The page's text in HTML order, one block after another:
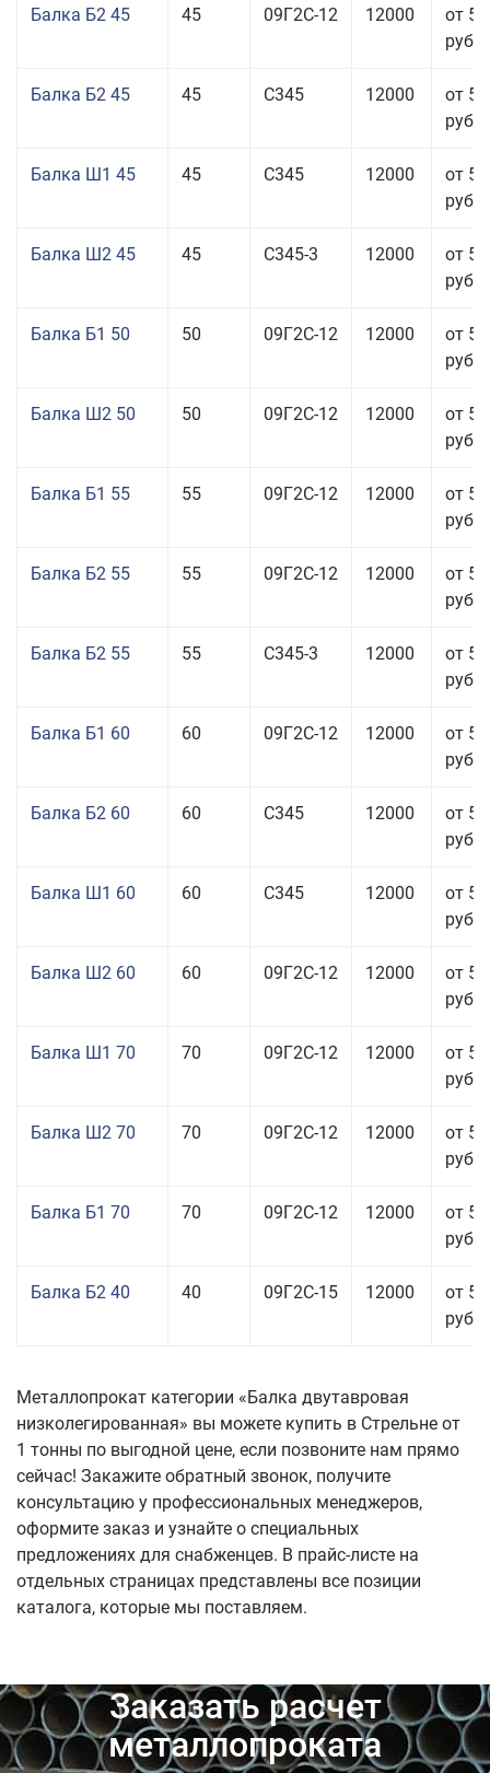
Балка Б2 45 45 09Г2С-12 12000
от
руб.
Балка Б2 45 45 С345 12000
от
руб.
Балка Ш1 45 45 С345 12000
от
руб.
Балка Ш2 45 45 С345-3 12000
от
руб.
Балка Б1 50 50 09Г2С-12 12000
от
руб.
Балка Ш2 50 50 09Г2С-12 12000
от
руб.
Балка Б1 55 55 09Г2С-12 12000
от
руб.
Балка Б2 55 55 09Г2С-12 12000
от
руб.
Балка Б2 55 55 С345-3 12000
от
руб.
Балка Б1 60 60 09Г2С-12 12000
от
руб.
Балка Б2 60 60 С345 12000
от
руб.
Балка Ш1 60 60 С345 12000
от
руб.
Балка Ш2 60 60 09Г2С-12 12000
от
руб.
Балка Ш1 70 70 09Г2С-12 12000
от
руб.
Балка Ш2 70 70 09Г2С-12 12000
от
руб.
Балка Б1 70 70 09Г2С-12 12000
от
руб.
Балка Б2 40 40 09Г2С-15 12000
от
руб.
Металлопрокат категории «Балка двутавровая
низколегированная» вы можете купить в Стрельне от
1 тонны по выгодной цене, если позвоните нам прямо
сейчас! Закажите обратный звонок, получите
консультацию у профессиональных менеджеров,
оформите заказ и узнайте о специальных
предложениях для снабженцев. В прайс-листе на
отдельных страницах представлены все позиции
каталога, которые мы поставляем.
Заказать расчет
металлопроката